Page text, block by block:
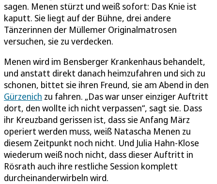
sagen. Menen stürzt und weiß sofort: Das Knie ist
kaputt. Sie liegt auf der Bühne, drei andere
Tänzerinnen der Müllemer Originalmatrosen
versuchen, sie zu verdecken.
Menen wird im Bensberger Krankenhaus behandelt,
und anstatt direkt danach heimzufahren und sich zu
schonen, bittet sie ihren Freund, sie am Abend in den
Gürzenich zu fahren. „Das war unser einziger Auftritt
dort, den wollte ich nicht verpassen“, sagt sie. Dass
ihr Kreuzband gerissen ist, dass sie Anfang März
operiert werden muss, weiß Natascha Menen zu
diesem Zeitpunkt noch nicht. Und Julia Hahn-Klose
wiederum weiß noch nicht, dass dieser Auftritt in
Rösrath auch ihre restliche Session komplett
durcheinanderwirbeln wird.